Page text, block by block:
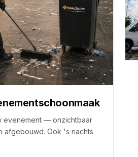
evenement — onzichtbaar
afgebouwd. Ook 's nachts